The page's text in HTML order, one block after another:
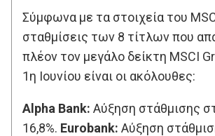
Σύμφωνα με τα στοιχεία του
σταθμίσεις των 8 τίτλων που
πλέον τον μεγάλο δείκτη MSCI
1η Ιουνίου είναι οι ακόλουθες:
Αlpha Βank: Αύξηση στάθμισης
16,8%. Eurobank: Αύξηση